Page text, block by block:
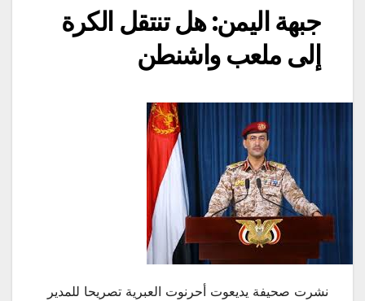
جبهة اليمن: هل تنتقل الكرة
إلى ملعب واشنطن
نشرت صحيفة يديعوت أحرنوت العبرية تصريحا للمدير